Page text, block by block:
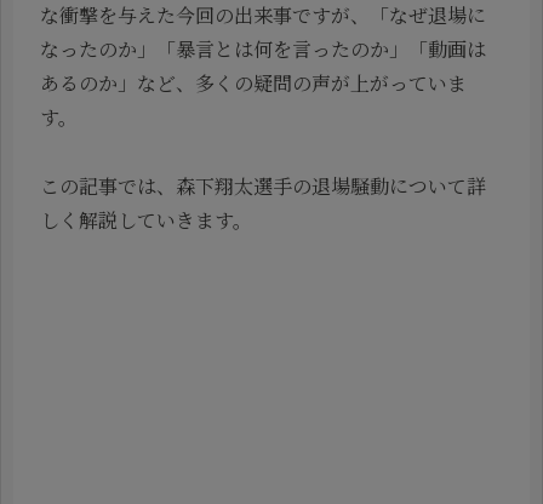
な衝撃を与えた今回の出来事ですが、「なぜ退場に
なったのか」「暴言とは何を言ったのか」「動画は
あるのか」など、多くの疑問の声が上がっていま
す。
この記事では、森下翔太選手の退場騒動について詳
しく解説していきます。